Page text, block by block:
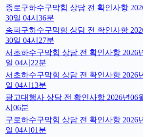
종로구하수구막힘 상담 전 확인사항
30일 04시36분
송파구하수구막힘 상담 전 확인사항
30일 04시27분
서초하수구막힘 상담 전 확인사항 2026
일 04시22분
서초하수구막힘 상담 전 확인사항 2026
일 04시13분
광고대행사 상담 전 확인사항 2026년06
시06분
구로하수구막힘 상담 전 확인사항 2026
일 04시01분